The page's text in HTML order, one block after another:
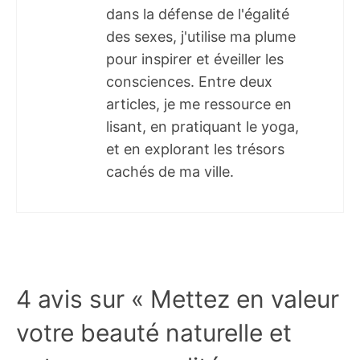
dans la défense de l'égalité
des sexes, j'utilise ma plume
pour inspirer et éveiller les
consciences. Entre deux
articles, je me ressource en
lisant, en pratiquant le yoga,
et en explorant les trésors
cachés de ma ville.
4 avis sur « Mettez en valeur
votre beauté naturelle et